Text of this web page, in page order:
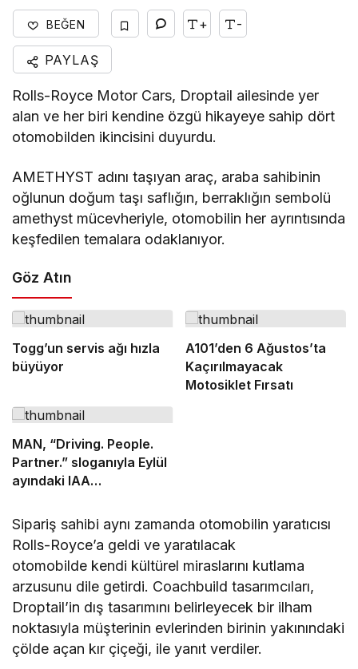
BEĞEN + -
PAYLAŞ
Rolls-Royce Motor Cars, Droptail ailesinde yer
alan ve her biri kendine özgü hikayeye sahip dört
otomobilden ikincisini duyurdu.
AMETHYST adını taşıyan araç, araba sahibinin
oğlunun doğum taşı saflığın, berraklığın sembolü
amethyst mücevheriyle, otomobilin her ayrıntısında
keşfedilen temalara odaklanıyor.
Göz Atın
Togg’un servis ağı hızla
büyüyor
A101’den 6 Ağustos’ta
Kaçırılmayacak
Motosiklet Fırsatı
MAN, “Driving. People.
Partner.” sloganıyla Eylül
ayındaki IAA
Sipariş sahibi aynı zamanda otomobilin yaratıcısı
Rolls-Royce’a geldi ve yaratılacak
otomobilde kendi kültürel miraslarını kutlama
arzusunu dile getirdi. Coachbuild tasarımcıları,
Droptail’in dış tasarımını belirleyecek bir ilham
noktasıyla müşterinin evlerinden birinin yakınındaki
çölde açan kır çiçeği, ile yanıt verdiler.